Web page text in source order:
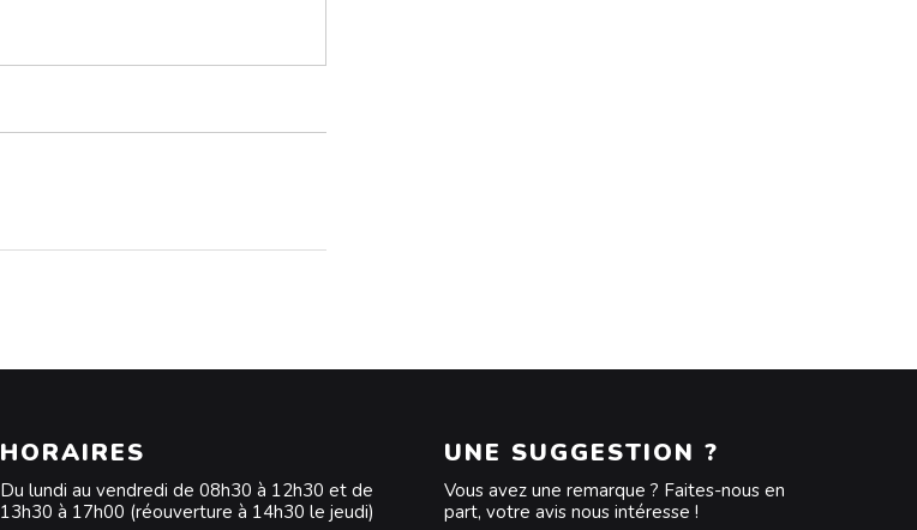
HORAIRES
Du lundi au vendredi de 08h30 à 12h30 et de
13h30 à 17h00 (réouverture à 14h30 le jeudi)
UNE SUGGESTION ?
Vous avez une remarque ? Faites-nous en
part, votre avis nous intéresse !